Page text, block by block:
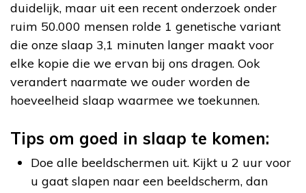
duidelijk, maar uit een recent onderzoek onder
ruim 50.000 mensen rolde 1 genetische variant
die onze slaap 3,1 minuten langer maakt voor
elke kopie die we ervan bij ons dragen. Ook
verandert naarmate we ouder worden de
hoeveelheid slaap waarmee we toekunnen.
Tips om goed in slaap te komen:
Doe alle beeldschermen uit. Kijkt u 2 uur voor
u gaat slapen naar een beeldscherm, dan